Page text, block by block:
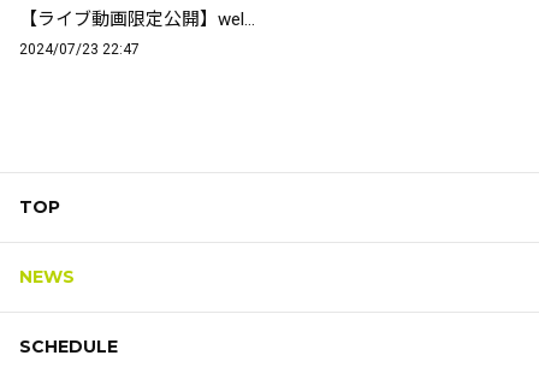
【ライブ動画限定公開】welcomebackライブありがとうございました！
2024/07/23 22:47
TOP
NEWS
SCHEDULE